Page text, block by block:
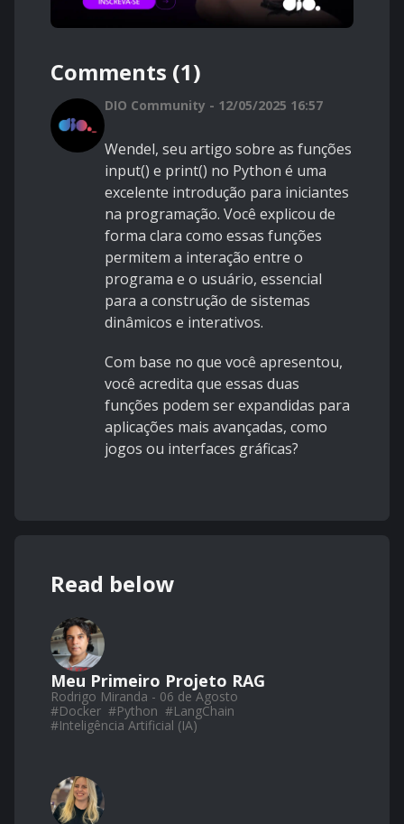
Comments (1)
DIO Community - 12/05/2025 16:57
Wendel, seu artigo sobre as funções
input() e print() no Python é uma
excelente introdução para iniciantes
na programação. Você explicou de
forma clara como essas funções
permitem a interação entre o
programa e o usuário, essencial
para a construção de sistemas
dinâmicos e interativos.
Com base no que você apresentou,
você acredita que essas duas
funções podem ser expandidas para
aplicações mais avançadas, como
jogos ou interfaces gráficas?
Read below
Meu Primeiro Projeto RAG
Rodrigo Miranda - 06 de Agosto
#Docker #Python #LangChain
#Inteligência Artificial (IA)